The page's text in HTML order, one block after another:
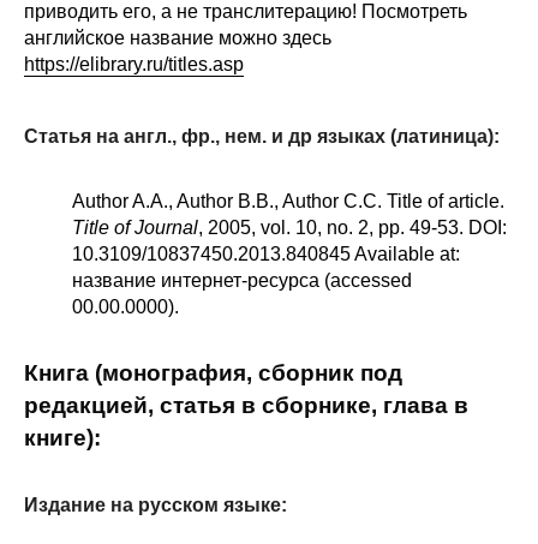
приводить его, а не транслитерацию! Посмотреть
английское название можно здесь
https://elibrary.ru/titles.asp
Статья на англ., фр., нем. и др языках (латиница):
Author A.A., Author B.B., Author C.C. Title of article.
Title of Journal, 2005, vol. 10, no. 2, pp. 49-53. DOI:
10.3109/10837450.2013.840845 Available at:
название интернет-ресурса (accessed
00.00.0000).
Книга (монография, сборник под
редакцией, статья в сборнике, глава в
книге):
Издание на русском языке: